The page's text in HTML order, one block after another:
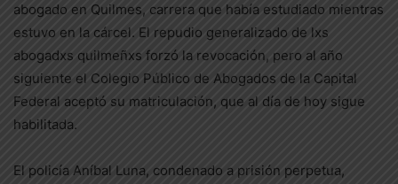
abogado en Quilmes, carrera que había estudiado mientras
estuvo en la cárcel. El repudio generalizado de lxs
abogadxs quilmeñxs forzó la revocación, pero al año
siguiente el Colegio Público de Abogados de la Capital
Federal aceptó su matriculación, que al día de hoy sigue
habilitada.
El policía Aníbal Luna, condenado a prisión perpetua,